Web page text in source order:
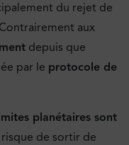
du rejet de
aux
depuis que
par le protocole de
planétaires sont
de sortir de